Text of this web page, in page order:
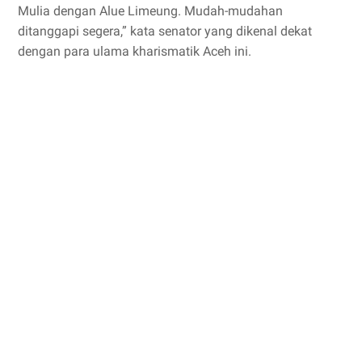
Mulia dengan Alue Limeung. Mudah-mudahan
ditanggapi segera,” kata senator yang dikenal dekat
dengan para ulama kharismatik Aceh ini.